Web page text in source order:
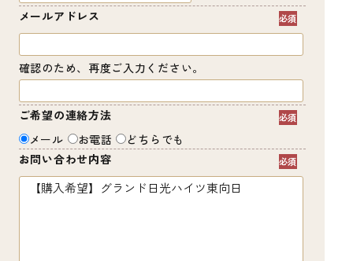
メールアドレス
確認のため、再度ご入力ください。
ご希望の連絡方法
メール
お電話
どちらでも
お問い合わせ内容